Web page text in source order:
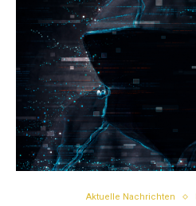
Aktuelle Nachrichten